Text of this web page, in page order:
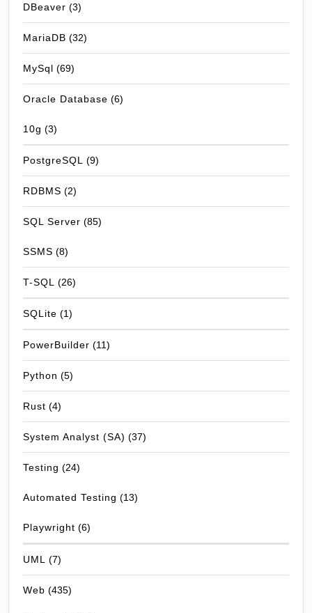
DBeaver (3)
MariaDB (32)
MySql (69)
Oracle Database (6)
10g (3)
PostgreSQL (9)
RDBMS (2)
SQL Server (85)
SSMS (8)
T-SQL (26)
SQLite (1)
PowerBuilder (11)
Python (5)
Rust (4)
System Analyst (SA) (37)
Testing (24)
Automated Testing (13)
Playwright (6)
UML (7)
Web (435)